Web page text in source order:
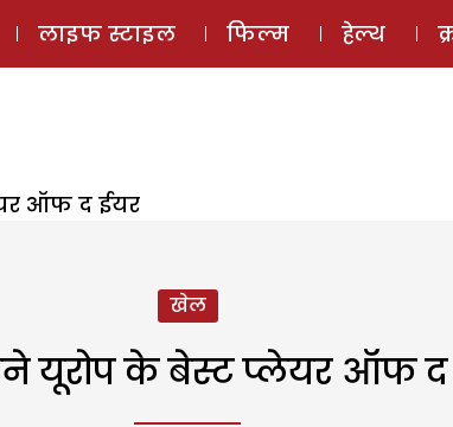
ई-मैगज़ीन
लाइफ स्टाइल फिल्म हेल्थ
ऑफ द ईयर
खेल
बने यूरोप के बेस्ट प्लेयर ऑफ